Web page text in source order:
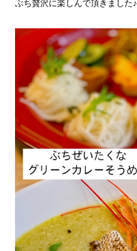
ぶち贅沢に楽しんで頂きました♪